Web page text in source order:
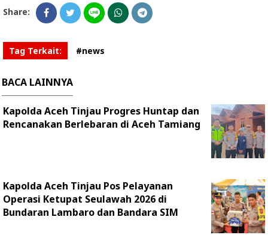
Share:
Tag Terkait: #news
BACA LAINNYA
Kapolda Aceh Tinjau Progres Huntap dan
Rencanakan Berlebaran di Aceh Tamiang
Kapolda Aceh Tinjau Pos Pelayanan
Operasi Ketupat Seulawah 2026 di
Bundaran Lambaro dan Bandara SIM